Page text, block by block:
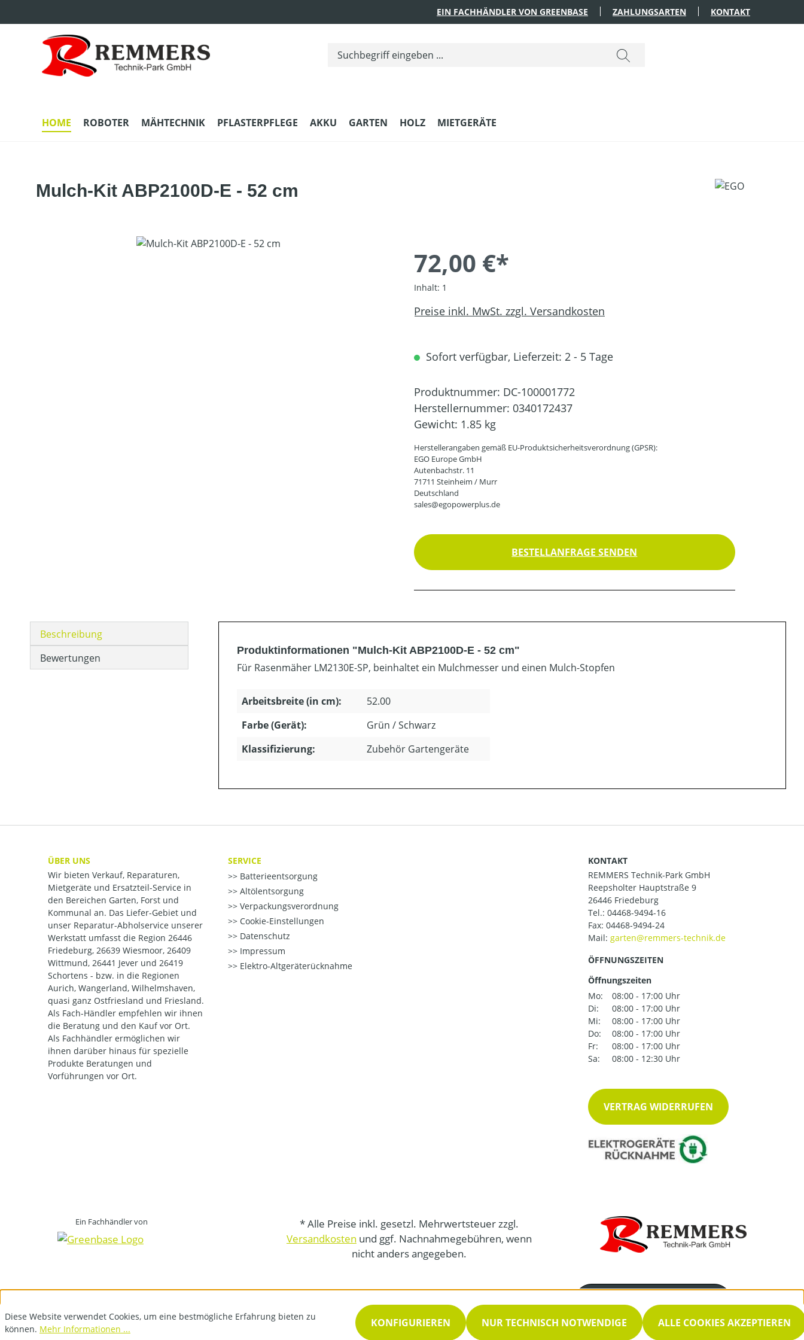
EIN FACHHÄNDLER VON GREENBASE ZAHLUNGSARTEN KONTAKT
HOME ROBOTER MÄHTECHNIK PFLASTERPFLEGE AKKU GARTEN HOLZ MIETGERÄTE
Mulch-Kit ABP2100D-E - 52 cm
Bildergalerie überspringen
72,00 €*
Inhalt: 1
Preise inkl. MwSt. zzgl. Versandkosten
Sofort verfügbar, Lieferzeit: 2 - 5 Tage
Produktnummer: DC-100001772
Herstellernummer: 0340172437
Gewicht: 1.85 kg
Herstellerangaben gemäß EU-Produktsicherheitsverordnung (GPSR):
EGO Europe GmbH
Autenbachstr. 11
71711 Steinheim / Murr
Deutschland
sales@egopowerplus.de
BESTELLANFRAGE SENDEN
Beschreibung
Bewertungen
Produktinformationen "Mulch-Kit ABP2100D-E - 52 cm"
Für Rasenmäher LM2130E-SP, beinhaltet ein Mulchmesser und einen Mulch-Stopfen
Arbeitsbreite (in cm):
52.00
Farbe (Gerät):
Grün / Schwarz
Klassifizierung:
Zubehör Gartengeräte
ÜBER UNS
Wir bieten Verkauf, Reparaturen,
Mietgeräte und Ersatzteil-Service in
den Bereichen Garten, Forst und
Kommunal an. Das Liefer-Gebiet und
unser Reparatur-Abholservice unserer
Werkstatt umfasst die Region 26446
Friedeburg, 26639 Wiesmoor, 26409
Wittmund, 26441 Jever und 26419
Schortens - bzw. in die Regionen
Aurich, Wangerland, Wilhelmshaven,
quasi ganz Ostfriesland und Friesland.
Als Fach-Händler empfehlen wir ihnen
die Beratung und den Kauf vor Ort.
Als Fachhändler ermöglichen wir
ihnen darüber hinaus für spezielle
Produkte Beratungen und
Vorführungen vor Ort.
SERVICE
Batterieentsorgung
Altölentsorgung
Verpackungsverordnung
Cookie-Einstellungen
Datenschutz
Impressum
Elektro-Altgeräterücknahme
KONTAKT
REMMERS Technik-Park GmbH
Reepsholter Hauptstraße 9
26446 Friedeburg
Tel.: 04468-9494-16
Fax: 04468-9494-24
Mail:
ÖFFNUNGSZEITEN
Öffnungszeiten
Mo:
08:00 - 17:00 Uhr
Di:
08:00 - 17:00 Uhr
Mi:
08:00 - 17:00 Uhr
Do:
08:00 - 17:00 Uhr
Fr:
08:00 - 17:00 Uhr
Sa:
08:00 - 12:30 Uhr
VERTRAG WIDERRUFEN
Ein Fachhändler von
* Alle Preise inkl. gesetzl. Mehrwertsteuer zzgl.
Versandkosten und ggf. Nachnahmegebühren, wenn
nicht anders angegeben.
04468-9494-16
Servicezeiten
Diese Website verwendet Cookies, um eine bestmögliche Erfahrung bieten zu
können. Mehr Informationen ... NUR TECHNISCH NOTWENDIGE
KONFIGURIEREN ALLE COOKIES AKZEPTIEREN